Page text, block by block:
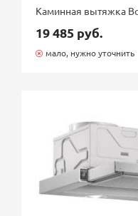
Каминная вытяжка
19 485 руб.
мало, нужно уточнить